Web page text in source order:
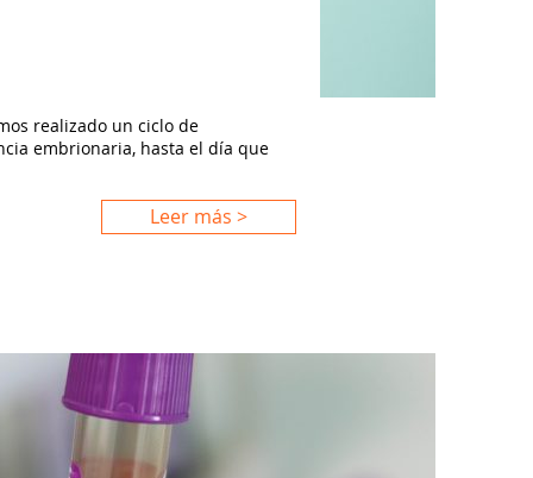
realizado un ciclo de
embrionaria, hasta el día que
Leer más >